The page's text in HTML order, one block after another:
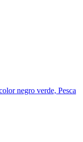
negro verde, Pesca